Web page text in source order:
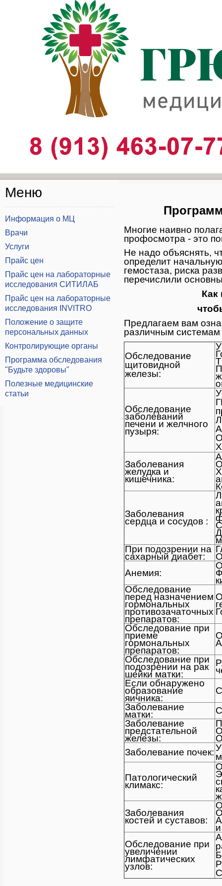
Шаблоны для Joomla 3здесь
Меню
Информация о МЦ
Врачи
Услуги
Прайс цен
Прайс цен на лабораторные
исследования СИТИЛАБ
Прайс цен на лабораторные
исследования INVITRO
Положение о защите
персональных данных
Контролирующие органы
Программа обследования
"Будьте здоровы"
Полезные медицинские
статьи
Многие наивно
профосмотра - это
Не надо объяснять,
определит
гемостаза, риска
перечислили
Как
Предлагаем вам
различным системам
Обследование
щитовидной
железы:
Обследование
заболеваний
печени и желчного
пузыря:
Заболевания
желудка и
кишечника:
Заболевания
сердца и сосудов :
При подозрении на
сахарный диабет:
Анемия:
Обследование
перед назначением
гормональных
противозачаточных
препаратов:
Обследование при
приеме
гормональных
препаратов:
Обследование при
подозрении на рак
шейки матки:
Если обнаружено
образование
яичника:
Заболевание
матки:
Заболевание
предстательной
железы:
Заболевание почек:
Патологический
климакс:
Заболевания
костей и суставов:
Обследование при
увеличении
лимфатических
узлов: